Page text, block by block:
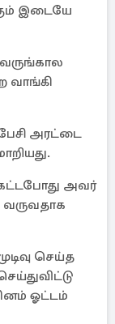
இடையே
வாங்கி
அரட்டை
அவர்
வருவதாக
செய்த
ஓட்டம்